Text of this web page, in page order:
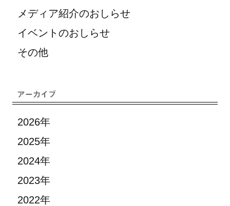
メディア紹介のおしらせ
イベントのおしらせ
その他
2026年
2025年
2024年
2023年
2022年